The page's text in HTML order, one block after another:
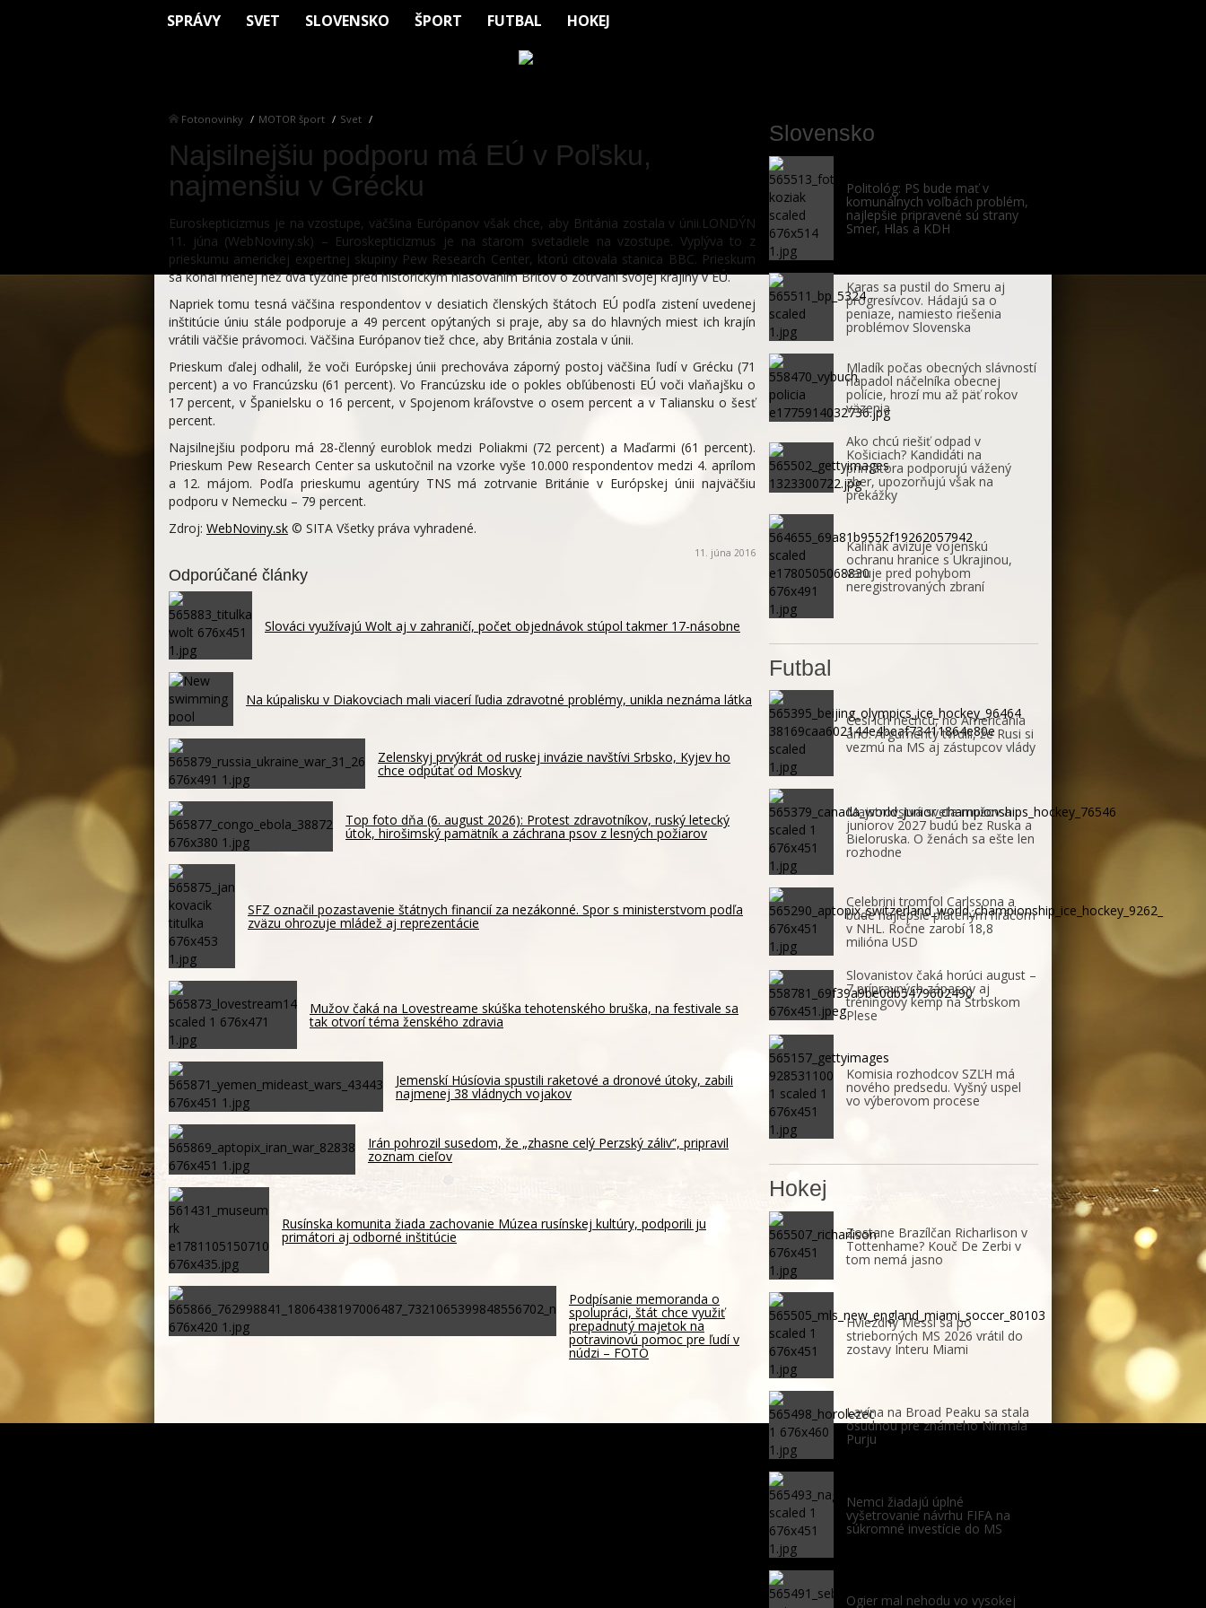
SPRÁVY SVET SLOVENSKO ŠPORT FUTBAL HOKEJ
Fotonovinky MOTOR šport Svet
Najsilnejšiu podporu má EÚ v Poľsku,
najmenšiu v Grécku
Euroskepticizmus je na vzostupe, väčšina Európanov však chce, aby Británia zostala v únii.LONDÝN
11. júna (WebNoviny.sk) – Euroskepticizmus je na starom svetadiele na vzostupe. Vyplýva to z
prieskumu americkej expertnej skupiny Pew Research Center, ktorú citovala stanica BBC. Prieskum
sa konal menej než dva týždne pred historickým hlasovaním Britov o zotrvaní svojej krajiny v EÚ.
Napriek tomu tesná väčšina respondentov v desiatich členských štátoch EÚ podľa zistení uvedenej
inštitúcie úniu stále podporuje a 49 percent opýtaných si praje, aby sa do hlavných miest ich krajín
vrátili väčšie právomoci. Väčšina Európanov tiež chce, aby Británia zostala v únii.
Prieskum ďalej odhalil, že voči Európskej únii prechováva záporný postoj väčšina ľudí v Grécku (71
percent) a vo Francúzsku (61 percent). Vo Francúzsku ide o pokles obľúbenosti EÚ voči vlaňajšku o
17 percent, v Španielsku o 16 percent, v Spojenom kráľovstve o osem percent a v Taliansku o šesť
percent.
Najsilnejšiu podporu má 28-členný euroblok medzi Poliakmi (72 percent) a Maďarmi (61 percent).
Prieskum Pew Research Center sa uskutočnil na vzorke vyše 10.000 respondentov medzi 4. aprílom
a 12. májom. Podľa prieskumu agentúry TNS má zotrvanie Británie v Európskej únii najväčšiu
podporu v Nemecku – 79 percent.
Zdroj: WebNoviny.sk © SITA Všetky práva vyhradené.
11. júna 2016
Odporúčané články
Slováci využívajú Wolt aj v zahraničí, počet objednávok stúpol takmer 17-násobne
Na kúpalisku v Diakovciach mali viacerí ľudia zdravotné problémy, unikla neznáma látka
Zelenskyj prvýkrát od ruskej invázie navštívi Srbsko, Kyjev ho
chce odpútať od Moskvy
Top foto dňa (6. august 2026): Protest zdravotníkov, ruský letecký
útok, hirošimský pamätník a záchrana psov z lesných požiarov
SFZ označil pozastavenie štátnych financií za nezákonné. Spor s ministerstvom podľa
zväzu ohrozuje mládež aj reprezentácie
Mužov čaká na Lovestreame skúška tehotenského bruška, na festivale sa
tak otvorí téma ženského zdravia
Jemenskí Húsíovia spustili raketové a dronové útoky, zabili
najmenej 38 vládnych vojakov
Irán pohrozil susedom, že „zhasne celý Perzský záliv“, pripravil
zoznam cieľov
Rusínska komunita žiada zachovanie Múzea rusínskej kultúry, podporili ju
primátori aj odborné inštitúcie
Podpísanie memoranda o
spolupráci, štát chce využiť
prepadnutý majetok na
potravinovú pomoc pre ľudí v
núdzi – FOTO
Slovensko
Politológ: PS bude mať v
komunálnych voľbách problém,
najlepšie pripravené sú strany
Smer, Hlas a KDH
Karas sa pustil do Smeru aj
progresívcov. Hádajú sa o
peniaze, namiesto riešenia
problémov Slovenska
Mladík počas obecných slávností
napadol náčelníka obecnej
polície, hrozí mu až päť rokov
väzenia
Ako chcú riešiť odpad v
Košiciach? Kandidáti na
primátora podporujú vážený
zber, upozorňujú však na
prekážky
Kaliňák avizuje vojenskú
ochranu hranice s Ukrajinou,
varuje pred pohybom
neregistrovaných zbraní
Futbal
Česi ich nechcú, no Američania
áno. Argumenty tvrdili, že Rusi si
vezmú na MS aj zástupcov vlády
Majstrovstvá sveta mužov a
juniorov 2027 budú bez Ruska a
Bieloruska. O ženách sa ešte len
rozhodne
Celebrini tromfol Carlssona a
bude najlepšie plateným hráčom
v NHL. Ročne zarobí 18,8
milióna USD
Slovanistov čaká horúci august –
7 prípravných zápasov aj
tréningový kemp na Štrbskom
Plese
Komisia rozhodcov SZĽH má
nového predsedu. Vyšný uspel
vo výberovom procese
Hokej
Zostane Brazílčan Richarlison v
Tottenhame? Kouč De Zerbi v
tom nemá jasno
Hviezdny Messi sa po
strieborných MS 2026 vrátil do
zostavy Interu Miami
Lavína na Broad Peaku sa stala
osudnou pre známeho Nirmala
Purju
Nemci žiadajú úplné
vyšetrovanie návrhu FIFA na
súkromné investície do MS
Ogier mal nehodu vo vysokej